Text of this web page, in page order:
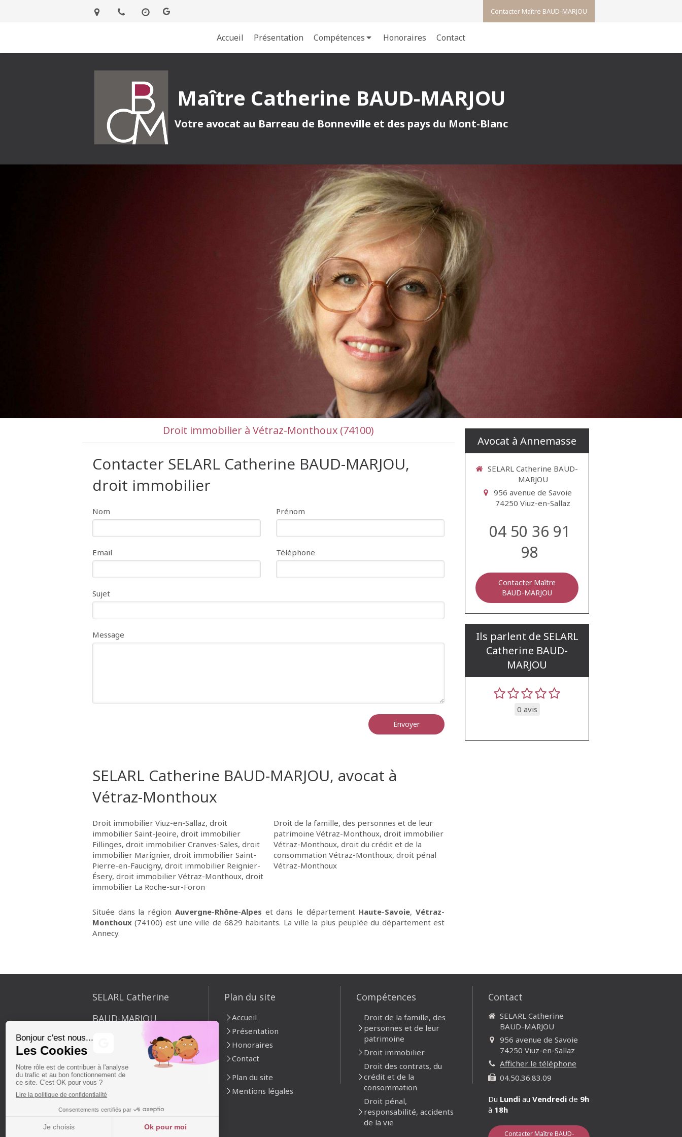
Contacter Maître BAUD-MARJOU
Accueil Présentation Compétences Honoraires Contact
Maître Catherine BAUD-MARJOU
Votre avocat au Barreau de Bonneville et des pays du Mont-Blanc
Droit immobilier à Vétraz-Monthoux (74100)
Contacter SELARL Catherine BAUD-MARJOU,
droit immobilier
Nom Prénom
Email Téléphone
Sujet
Message
Envoyer
SELARL Catherine BAUD-MARJOU, avocat à
Vétraz-Monthoux
Droit immobilier Viuz-en-Sallaz, droit
immobilier Saint-Jeoire, droit immobilier
Fillinges, droit immobilier Cranves-Sales, droit
immobilier Marignier, droit immobilier Saint-
Pierre-en-Faucigny, droit immobilier Reignier-
Ésery, droit immobilier Vétraz-Monthoux, droit
immobilier La Roche-sur-Foron
Droit de la famille, des personnes et de leur
patrimoine Vétraz-Monthoux, droit immobilier
Vétraz-Monthoux, droit du crédit et de la
consommation Vétraz-Monthoux, droit pénal
Vétraz-Monthoux
Située dans la région Auvergne-Rhône-Alpes et dans le département Haute-Savoie,Vétraz-
Monthoux (74100) est une ville de 6829 habitants. La ville la plus peuplée du département est
Annecy.
Avocat à Annemasse
SELARL Catherine BAUD-
MARJOU
956 avenue de Savoie
74250 Viuz-en-Sallaz
04 50 36 91
98
Contacter Maître
BAUD-MARJOU
Ils parlent de SELARL
Catherine BAUD-
MARJOU
0 avis
SELARL Catherine
BAUD-MARJOU
Plan du site
Accueil
Présentation
Honoraires
Contact
Plan du site
Mentions légales
Compétences
Droit de la famille, des
personnes et de leur
patrimoine
Droit immobilier
Droit des contrats, du
crédit et de la
consommation
Droit pénal,
responsabilité, accidents
de la vie
Contact
SELARL Catherine
BAUD-MARJOU
956 avenue de Savoie
74250 Viuz-en-Sallaz
Afficher le téléphone
04.50.36.83.09
Du Lundi au Vendredi de 9h
à 18h
Contacter Maître BAUD-